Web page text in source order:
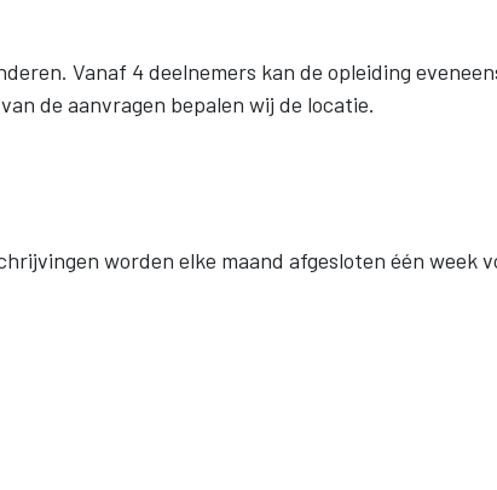
Vanaf 4 deelnemers kan de opleiding
de aanvragen bepalen wij de locatie.
worden elke maand afgesloten één week